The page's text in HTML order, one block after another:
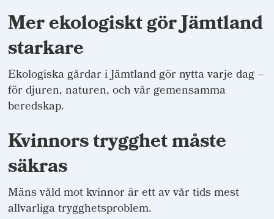
Mer ekologiskt gör Jämtland
starkare
Ekologiska gårdar i Jämtland gör nytta varje dag –
för djuren, naturen, och vår gemensamma
beredskap.
Kvinnors trygghet måste
säkras
Mäns våld mot kvinnor är ett av vår tids mest
allvarliga trygghetsproblem.